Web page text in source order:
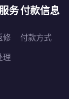
务
修
理
付款信息
付款方式